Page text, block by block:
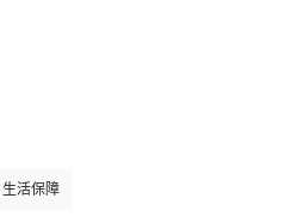
生活保障